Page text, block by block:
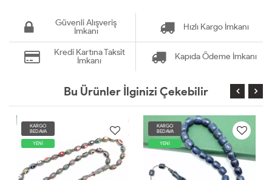
Güvenli Alışveriş
İmkanı
Hızlı Kargo İmkanı
Kredi Kartına Taksit
İmkanı
Kapıda Ödeme İmkanı
Bu Ürünler İlginizi Çekebilir
KARGO
BEDAVA
YENİ
KARGO
BEDAVA
YENİ